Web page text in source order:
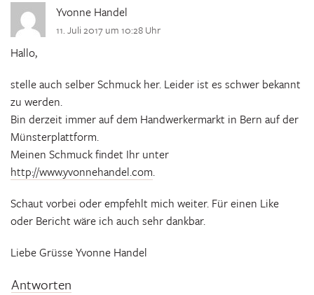
Yvonne Handel
11. Juli 2017 um 10:28 Uhr
Hallo,
stelle auch selber Schmuck her. Leider ist es schwer bekannt
zu werden.
Bin derzeit immer auf dem Handwerkermarkt in Bern auf der
Münsterplattform.
Meinen Schmuck findet Ihr unter
http://www.yvonnehandel.com.
Schaut vorbei oder empfehlt mich weiter. Für einen Like
oder Bericht wäre ich auch sehr dankbar.
Liebe Grüsse Yvonne Handel
Antworten